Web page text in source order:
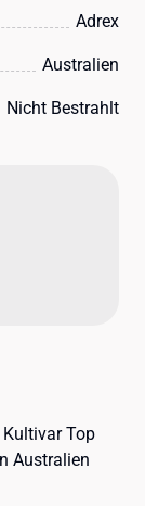
Adrex
Australien
Nicht Bestrahlt
Kultivar Top
Australien